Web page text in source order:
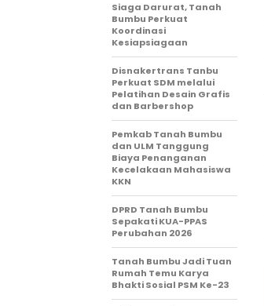
Siaga Darurat, Tanah
Bumbu Perkuat
Koordinasi
Kesiapsiagaan
Disnakertrans Tanbu
Perkuat SDM melalui
Pelatihan Desain Grafis
dan Barbershop
Pemkab Tanah Bumbu
dan ULM Tanggung
Biaya Penanganan
Kecelakaan Mahasiswa
KKN
DPRD Tanah Bumbu
Sepakati KUA-PPAS
Perubahan 2026
Tanah Bumbu Jadi Tuan
Rumah Temu Karya
Bhakti Sosial PSM Ke-23